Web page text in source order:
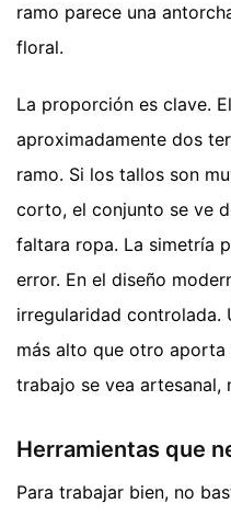
ramo parece una
floral.
La proporción es clave.
aproximadamente dos
ramo. Si los tallos son
corto, el conjunto se ve
faltara ropa. La simetría
error. En el diseño
irregularidad controlada.
más alto que otro aporta
trabajo se vea artesanal,
Herramientas que
Para trabajar bien, no